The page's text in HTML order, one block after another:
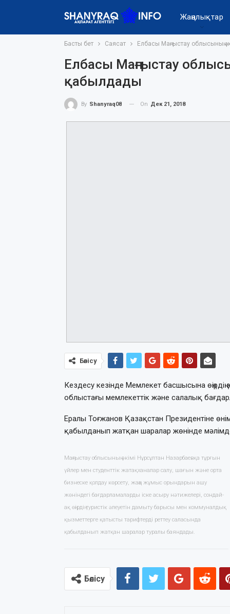
Жаңалықтар
Басты бет Саясат Елбасы Маңғыстау облысының
Елбасы Маңғыстау
қабылдады
By Shanyraq08 On Дек 21, 2018
Бөлісу
Кездесу кезінде Мемлекет басшысына өңірдің
облыстағы мемлекеттік және салалық
Ералы Тоғжанов Қазақстан Президентіне
қабылданып жатқан шаралар жөнінде
Маңғыстау облысының әкімі Нұрсұлтан Назарбаевқа тұрғын
үйлер мен студенттік жатақханалар салу, шағын және орта
бизнеске қолдау көрсету, жаңа жұмыс орындарын ашу
жөніндегі бағдарламаларды іске асыру нәтижелері, сондай-
ақ өңірдің туристік әлеуетін дамыту барысы мен коммуналдық
қызметтерге қатысты тарифтерді реттеу саласында
қабылданып жатқан шаралар туралы баяндады.
Бөлісу